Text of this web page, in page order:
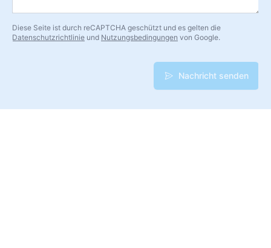
Diese Seite ist durch reCAPTCHA geschützt und es gelten die
Datenschutzrichtlinie und Nutzungsbedingungen von Google.
Nachricht senden